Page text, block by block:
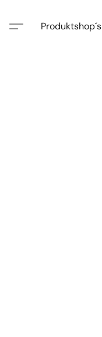
Produktshop´s